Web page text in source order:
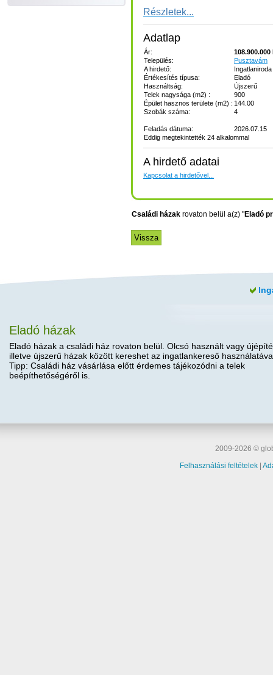
Részletek...
Adatlap
Ár:
108.900.000
Település:
Pusztavám
A hirdető:
Értékesítés típusa:
Eladó
Használtság:
Újszerű
Telek nagysága (m2) :
900
Épület hasznos területe (m2) : 144.00
Szobák száma:
4
Feladás dátuma:
2026.07.15
Eddig megtekintették 24 alkalommal
A hirdető adatai
Kapcsolat a hirdetővel...
Családi házak rovaton belül a(z) "Eladó
Eladó házak
Eladó házak a családi ház rovaton belül. Olcsó használt vagy
illetve újszerű házak között kereshet az ingatlankereső
Tipp: Családi ház vásárlása előtt érdemes tájékozódni a telek
beépíthetőségéről is.
2009-2026 ©
Felhasználási feltételek